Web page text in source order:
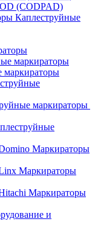
(CODPAD)
Каплеструйные
маркираторы
маркираторы
Маркираторы
Маркираторы
Маркираторы